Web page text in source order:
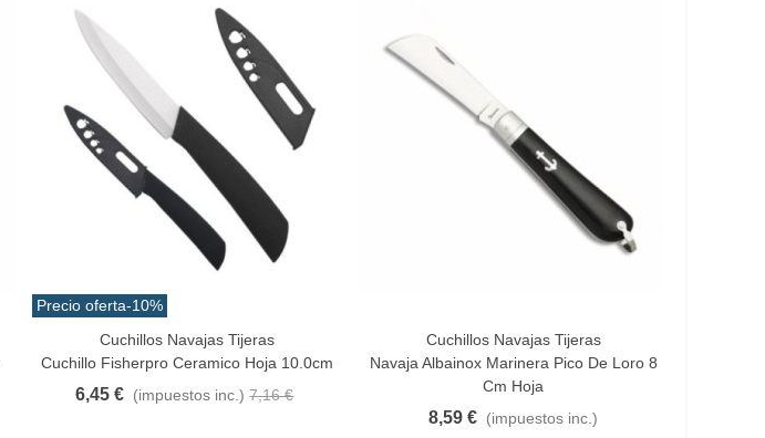
Precio oferta-10%
Añadir Al Carrito
Cuchillos Navajas Tijeras
Cuchillo Fisherpro Ceramico Hoja 10.0cm
6,45 € (impuestos inc.) 7,16 €
Añadir Al Carrito
Cuchillos Navajas Tijeras
Navaja Albainox Marinera Pico De Loro 8
Cm Hoja
8,59 € (impuestos inc.)